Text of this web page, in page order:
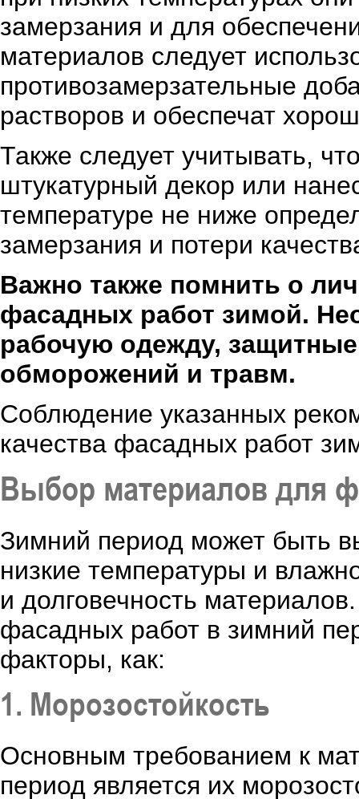
замерзания и для
материалов следует
противозамерзательные
растворов и обеспечат
Также следует учитывать,
штукатурный декор или
температуре не ниже
замерзания и потери
Важно также помнить о
фасадных работ зимой.
рабочую одежду,
обморожений и травм.
Соблюдение указанных
качества фасадных работ
Выбор материалов для
Зимний период может быть
низкие температуры и
и долговечность
фасадных работ в зимний
факторы, как:
1. Морозостойкость
Основным требованием к
период является их